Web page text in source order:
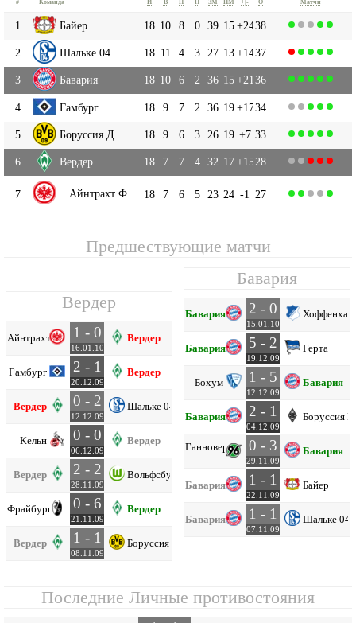
# Команда И В Н П ЗМ ПМ +|- О Матчи
1 Байер 18 10 8 0 39 15+2438
2 Шальке 04 18 11 4 3 27 13+1437
3 Бавария 18 10 6 2 36 15+2136
4 Гамбург 18 9 7 2 36 19+1734
5 Боруссия Д 18 9 6 3 26 19 +7 33
6 Вердер 18 7 7 4 32 17+15 28
7 Айнтрахт Ф 18 7 6 5 23 24 -1 27
Предшествующие матчи
Вердер
Айнтрахт Ф 1 - 0
16.01.10
Вердер
Гамбург 2 - 1
20.12.09
Вердер
Вердер 0 - 2
12.12.09
Шальке 04
Кельн 0 - 0
06.12.09
Вердер
Вердер 2 - 2
28.11.09
Вольфсбург
Фрайбург 0 - 6
21.11.09
Вердер
Вердер 1 - 1
08.11.09
Боруссия Д
Бавария
Бавария 2 - 0
15.01.10
Бавария 5 - 2
19.12.09
Герта
Бохум 1 - 5
12.12.09
Бавария
Бавария 2 - 1
04.12.09
Боруссия М
Ганновер96 0 - 3
29.11.09
Бавария
Бавария 1 - 1
22.11.09
Байер
Бавария 1 - 1
07.11.09
Шальке 04
Последние Личные противостояния